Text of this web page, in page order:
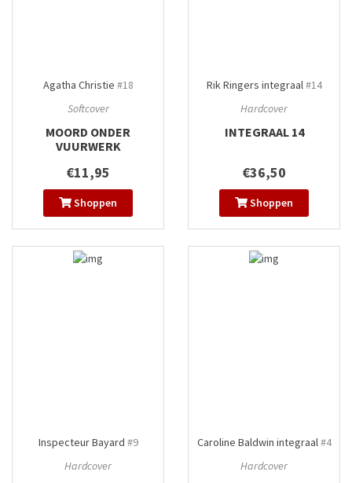
Agatha Christie #18
Softcover
MOORD ONDER
VUURWERK
€11,95
Shoppen
Rik Ringers integraal#14
Hardcover
INTEGRAAL 14
€36,50
Shoppen
Inspecteur Bayard #9
Hardcover
Caroline Baldwin integraal#4
Hardcover